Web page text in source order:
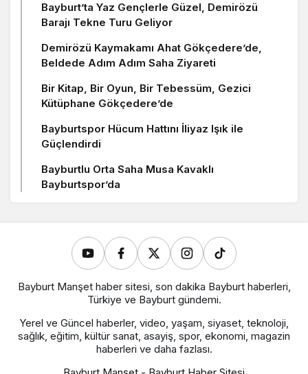
Bayburt’ta Yaz Gençlerle Güzel, Demirözü
Barajı Tekne Turu Geliyor
Demirözü Kaymakamı Ahat Gökçedere’de,
Beldede Adım Adım Saha Ziyareti
Bir Kitap, Bir Oyun, Bir Tebessüm, Gezici
Kütüphane Gökçedere’de
Bayburtspor Hücum Hattını İliyaz Işık ile
Güçlendirdi
Bayburtlu Orta Saha Musa Kavaklı
Bayburtspor’da
Bayburt Manşet haber sitesi, son dakika Bayburt haberleri,
Türkiye ve Bayburt gündemi.
Yerel ve Güncel haberler, video, yaşam, siyaset, teknoloji,
sağlık, eğitim, kültür sanat, asayiş, spor, ekonomi, magazin
haberleri ve daha fazlası.